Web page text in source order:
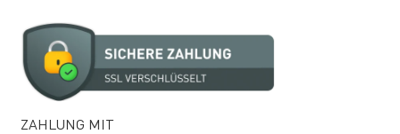
ZAHLUNG MIT